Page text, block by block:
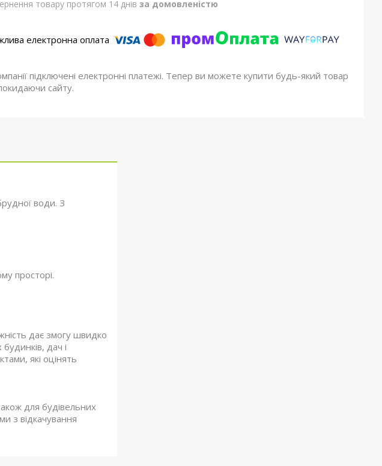
товару протягом 14 днів за домовленістю
підключені електронні платежі. Тепер ви можете купити будь-який товар
сайту.
води. З
просторі.
дає змогу швидко
дач і
які оцінять
для будівельних
з відкачування